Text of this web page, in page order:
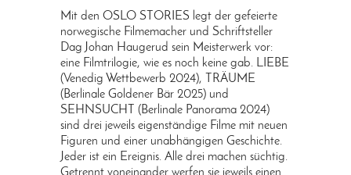
Mit den OSLO STORIES legt der gefeierte
norwegische Filmemacher und Schriftsteller
Dag Johan Haugerud sein Meisterwerk vor:
eine Filmtrilogie, wie es noch keine gab. LIEBE
(Venedig Wettbewerb 2024), TRÄUME
(Berlinale Goldener Bär 2025) und
SEHNSUCHT (Berlinale Panorama 2024)
sind drei jeweils eigenständige Filme mit neuen
Figuren und einer unabhängigen Geschichte.
Jeder ist ein Ereignis. Alle drei machen süchtig.